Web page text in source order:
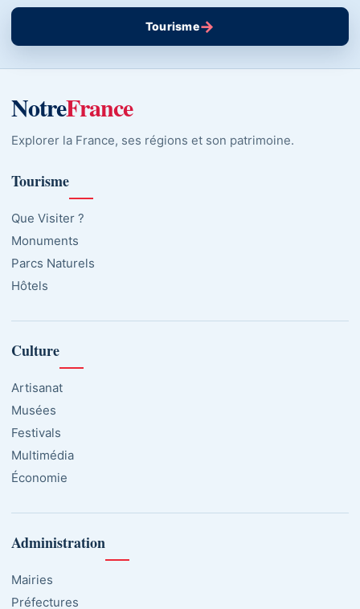
Tourisme→
NotreFrance
Explorer la France, ses régions et son patrimoine.
Tourisme
Que Visiter ?
Monuments
Parcs Naturels
Hôtels
Culture
Artisanat
Musées
Festivals
Multimédia
Économie
Administration
Mairies
Préfectures